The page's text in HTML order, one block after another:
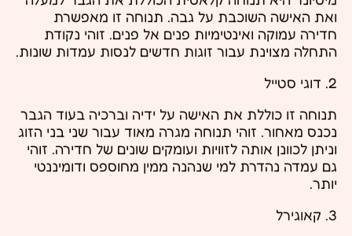
ואת האישה השוכבת על גבה. תנוחה זו מאפשרת
חדירה עמוקה ואינטימיות פנים אל פנים. זוהי נקודת
התחלה מצוינת עבור זוגות חדשים לנסות עמדות שונות.
2. דוגי סטייל
תנוחה זו כוללת את האישה על ידיה וברכיה בעוד הגבר
נכנס מאחור. זוהי תנוחה מגרה מאוד עבור שני בני הזוג
וניתן לכוונן אותה לזוויות ועומקים שונים של חדירה. זוהי
גם עמדה נהדרת למי שנהנה ממין מחוספס ודומיננטי
יותר.
3. קאוגירל